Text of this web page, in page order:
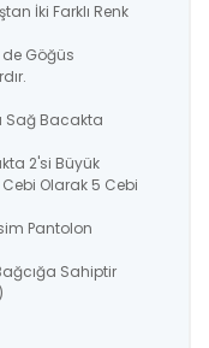
İki Farklı Renk
Göğüs
Sağ Bacakta
2'si Büyük
Olarak 5 Cebi
Pantolon
Sahiptir